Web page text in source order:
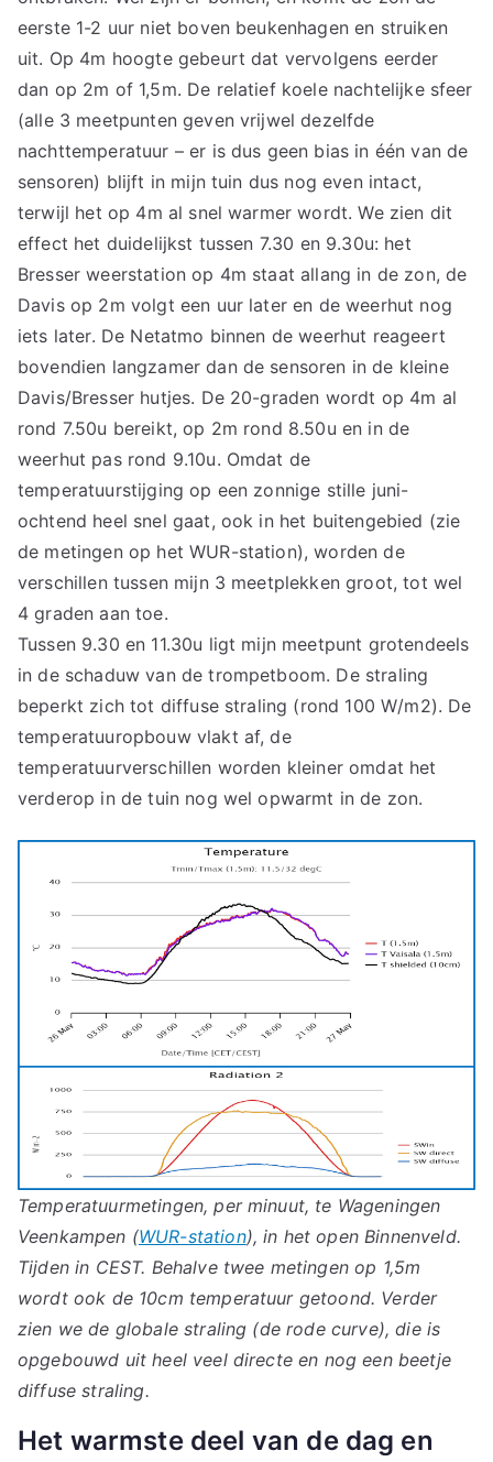
eerste 1-2 uur niet boven beukenhagen en struiken
uit. Op 4m hoogte gebeurt dat vervolgens eerder
dan op 2m of 1,5m. De relatief koele nachtelijke sfeer
(alle 3 meetpunten geven vrijwel dezelfde
nachttemperatuur – er is dus geen bias in één van de
sensoren) blijft in mijn tuin dus nog even intact,
terwijl het op 4m al snel warmer wordt. We zien dit
effect het duidelijkst tussen 7.30 en 9.30u: het
Bresser weerstation op 4m staat allang in de zon, de
Davis op 2m volgt een uur later en de weerhut nog
iets later. De Netatmo binnen de weerhut reageert
bovendien langzamer dan de sensoren in de kleine
Davis/Bresser hutjes. De 20-graden wordt op 4m al
rond 7.50u bereikt, op 2m rond 8.50u en in de
weerhut pas rond 9.10u. Omdat de
temperatuurstijging op een zonnige stille juni-
ochtend heel snel gaat, ook in het buitengebied (zie
de metingen op het WUR-station), worden de
verschillen tussen mijn 3 meetplekken groot, tot wel
4 graden aan toe.
Tussen 9.30 en 11.30u ligt mijn meetpunt grotendeels
in de schaduw van de trompetboom. De straling
beperkt zich tot diffuse straling (rond 100 W/m2). De
temperatuuropbouw vlakt af, de
temperatuurverschillen worden kleiner omdat het
verderop in de tuin nog wel opwarmt in de zon.
Temperatuurmetingen, per minuut, te Wageningen
Veenkampen (WUR-station), in het open Binnenveld.
Tijden in CEST. Behalve twee metingen op 1,5m
wordt ook de 10cm temperatuur getoond. Verder
zien we de globale straling (de rode curve), die is
opgebouwd uit heel veel directe en nog een beetje
diffuse straling.
Het warmste deel van de dag en